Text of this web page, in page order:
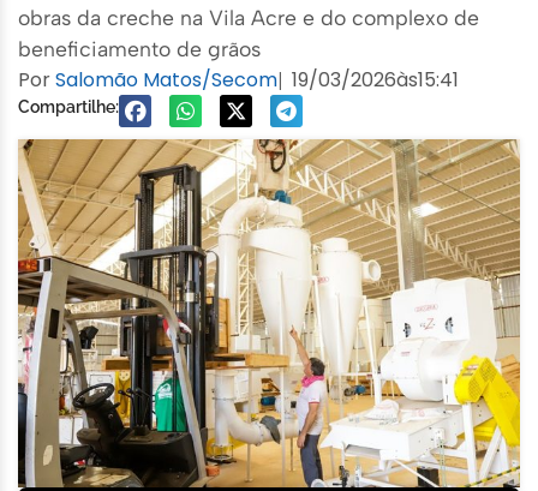
obras da creche na Vila Acre e do complexo de
beneficiamento de grãos
PorSalomão Matos/Secom| 19/03/2026às15:41
Compartilhe: